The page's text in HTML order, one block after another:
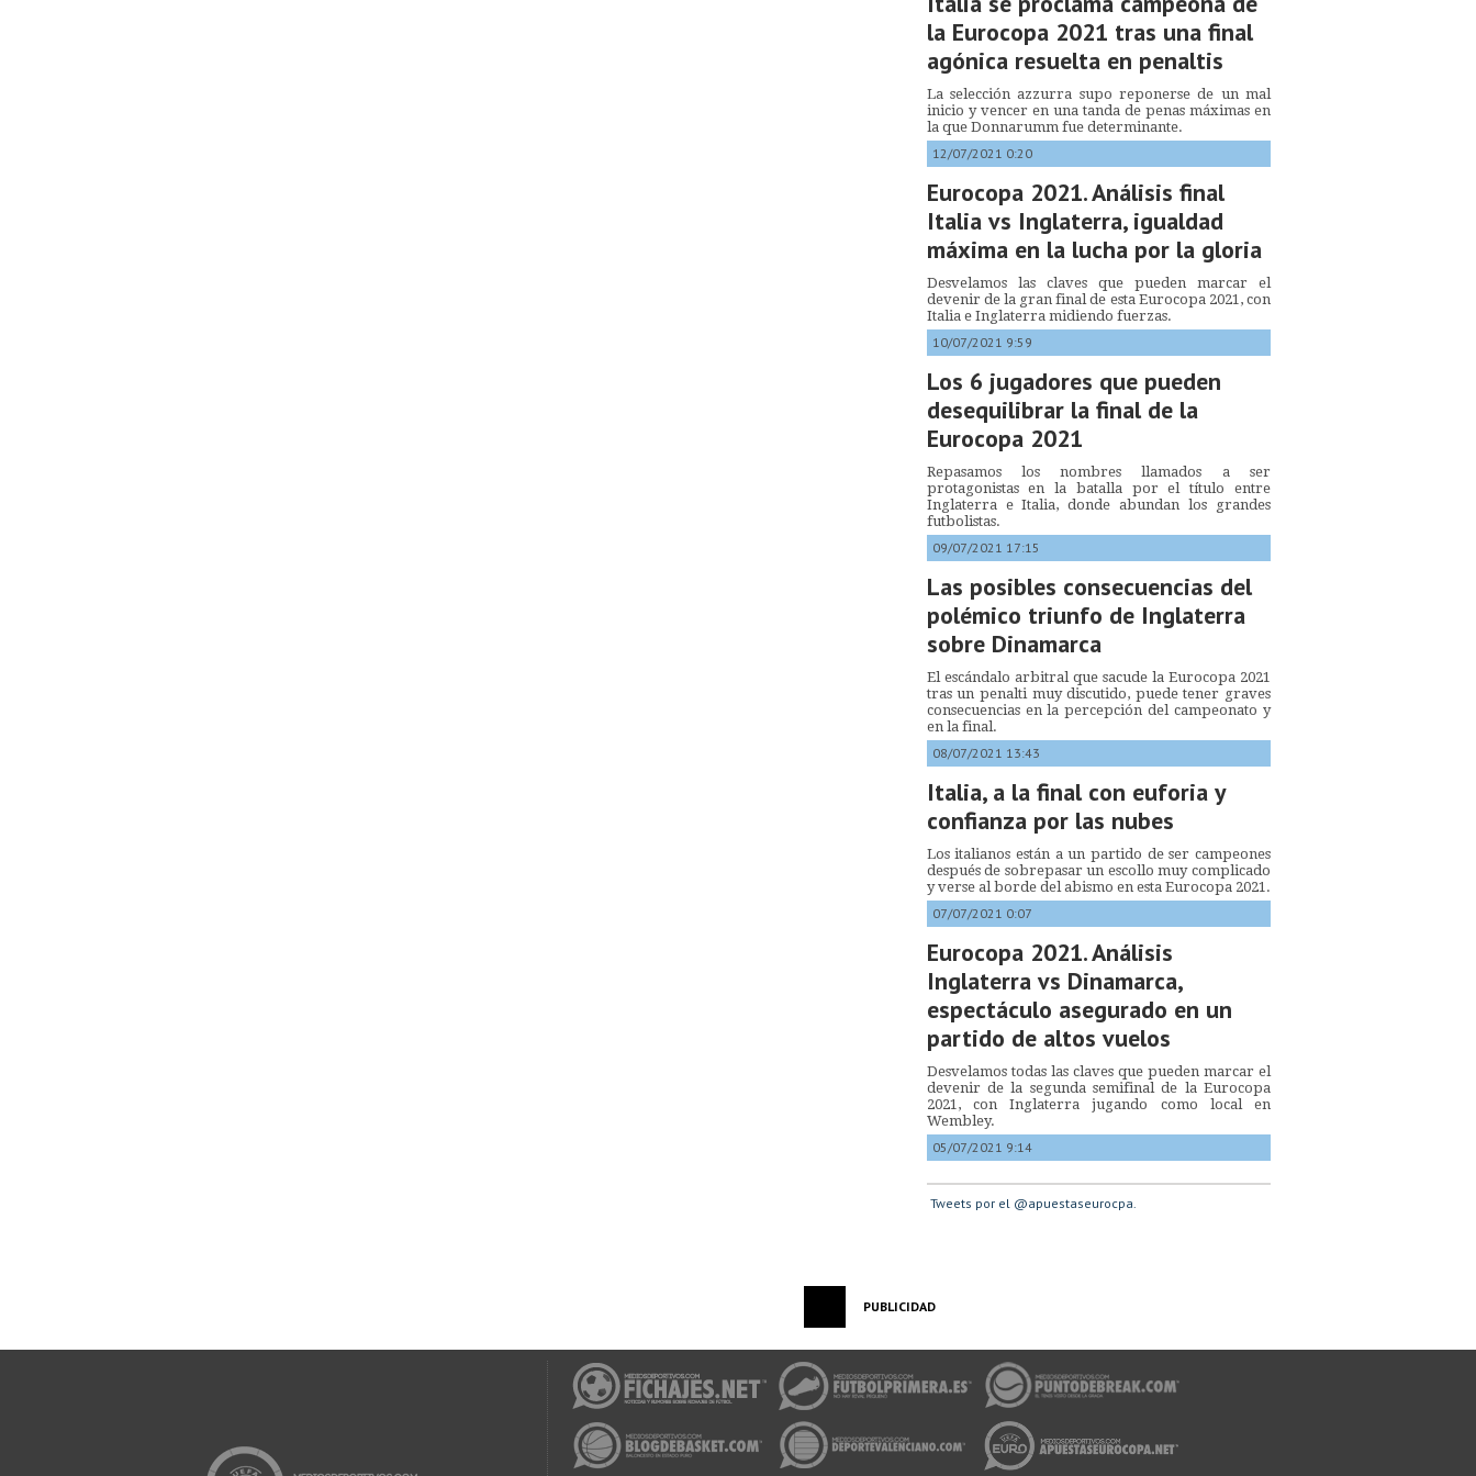
la Eurocopa 2021 tras una final
agónica resuelta en penaltis
La selección azzurra supo reponerse de un mal
inicio y vencer en una tanda de penas máximas en
la que Donnarumm fue determinante.
12/07/2021 0:20
Eurocopa 2021. Análisis final
Italia vs Inglaterra, igualdad
máxima en la lucha por la gloria
Desvelamos las claves que pueden marcar el
devenir de la gran final de esta Eurocopa 2021, con
Italia e Inglaterra midiendo fuerzas.
10/07/2021 9:59
Los 6 jugadores que pueden
desequilibrar la final de la
Eurocopa 2021
Repasamos los nombres llamados a ser
protagonistas en la batalla por el título entre
Inglaterra e Italia, donde abundan los grandes
futbolistas.
09/07/2021 17:15
Las posibles consecuencias del
polémico triunfo de Inglaterra
sobre Dinamarca
El escándalo arbitral que sacude la Eurocopa 2021
tras un penalti muy discutido, puede tener graves
consecuencias en la percepción del campeonato y
en la final.
08/07/2021 13:43
Italia, a la final con euforia y
confianza por las nubes
Los italianos están a un partido de ser campeones
después de sobrepasar un escollo muy complicado
y verse al borde del abismo en esta Eurocopa 2021.
07/07/2021 0:07
Eurocopa 2021. Análisis
Inglaterra vs Dinamarca,
espectáculo asegurado en un
partido de altos vuelos
Desvelamos todas las claves que pueden marcar el
devenir de la segunda semifinal de la Eurocopa
2021, con Inglaterra jugando como local en
Wembley.
05/07/2021 9:14
Tweets por el @apuestaseurocpa.
PUBLICIDAD